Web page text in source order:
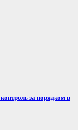
за порядком в